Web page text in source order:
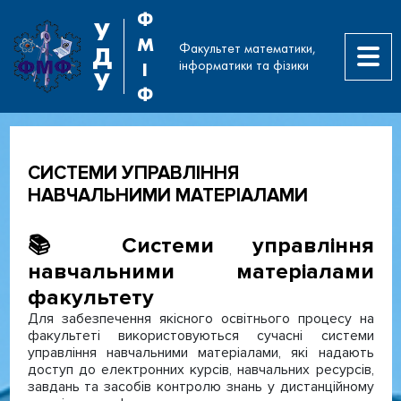
У
Д
У
Ф
М
І
Ф
Факультет математики,
інформатики та фізики
СИСТЕМИ УПРАВЛІННЯ
НАВЧАЛЬНИМИ МАТЕРІАЛАМИ
📚 Системи управління
навчальними матеріалами
факультету
Для забезпечення якісного освітнього процесу на
факультеті використовуються сучасні системи
управління навчальними матеріалами, які надають
доступ до електронних курсів, навчальних ресурсів,
завдань та засобів контролю знань у дистанційному